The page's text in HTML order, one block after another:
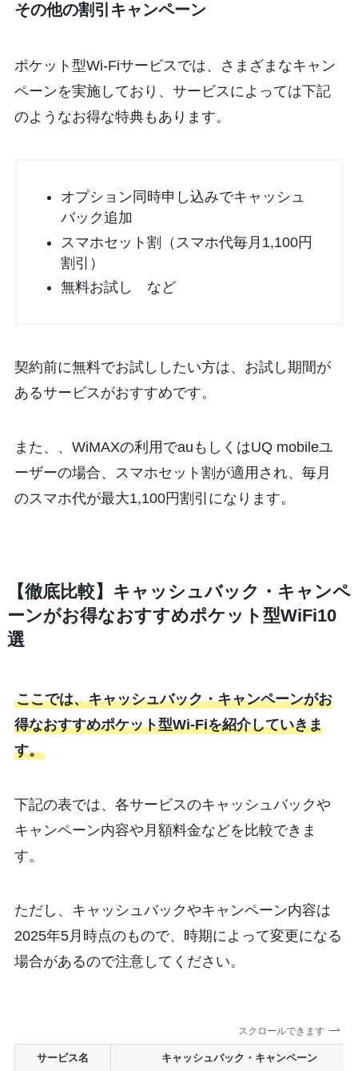
その他の割引キャンペーン
ポケット型Wi-Fiサービスでは、さまざまなキャン
ペーンを実施しており、サービスによっては下記
のようなお得な特典もあります。
オプション同時申し込みでキャッシュ
バック追加
スマホセット割（スマホ代毎月1,100円
割引）
無料お試し など
契約前に無料でお試ししたい方は、お試し期間が
あるサービスがおすすめです。
また、、WiMAXの利用でauもしくはUQ mobileユ
ーザーの場合、スマホセット割が適用され、毎月
のスマホ代が最大1,100円割引になります。
【徹底比較】キャッシュバック・キャンペ
ーンがお得なおすすめポケット型WiFi10
選
ここでは、キャッシュバック・キャンペーンがお
得なおすすめポケット型Wi-Fiを紹介していきま
す。
下記の表では、各サービスのキャッシュバックや
キャンペーン内容や月額料金などを比較できま
す。
ただし、キャッシュバックやキャンペーン内容は
2025年5月時点のもので、時期によって変更になる
場合があるので注意してください。
スクロールできます
サービス名 キャッシュバック・キャンペーン